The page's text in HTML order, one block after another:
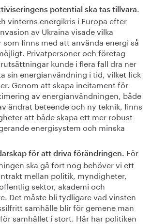
potential ska tas tillvara.
vinterns energikris i Europa efter
av Ukraina visade vilka
finns med att använda energi så
Privatpersoner och företag
kunde i flera fall dra ner
sin energianvändning i tid, vilket fick
Genom att skapa incitament för
av energianvändningen, både
ändrat beteende och ny teknik, finns
att både skapa ett mer robust
energisystem och minska
för att driva förändringen. För
ska gå fort nog behöver vi ett
mellan politik, myndigheter,
sektor, akademi och
Det måste bli tydligare vad vinsten
samhälle blir för gemene man
samhället i stort. Här har politiken